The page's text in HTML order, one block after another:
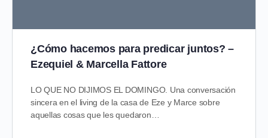
¿Cómo hacemos para predicar juntos? –
Ezequiel & Marcella Fattore
LO QUE NO DIJIMOS EL DOMINGO. Una conversación
sincera en el living de la casa de Eze y Marce sobre
aquellas cosas que les quedaron…